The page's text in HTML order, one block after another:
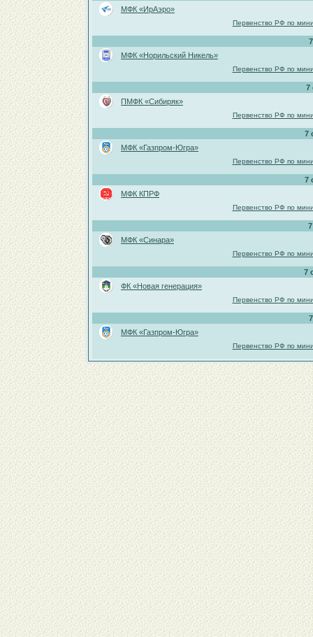
МФК «ИрАэро»
Первенство РФ по
МФК «Норильский Никель»
Первенство РФ по
7
ПМФК «Сибиряк»
Первенство РФ по
7
МФК «Газпром-Югра»
Первенство РФ по
7
МФК КПРФ
Первенство РФ по
МФК «Синара»
Первенство РФ по
7
ФК «Новая генерация»
Первенство РФ по
МФК «Газпром-Югра»
Первенство РФ по